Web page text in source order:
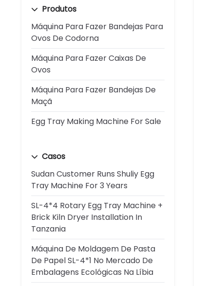
Produtos
Máquina Para Fazer Bandejas Para
Ovos De Codorna
Máquina Para Fazer Caixas De
Ovos
Máquina Para Fazer Bandejas De
Maçã
Egg Tray Making Machine For Sale
Casos
Sudan Customer Runs Shuliy Egg
Tray Machine For 3 Years
SL-4*4 Rotary Egg Tray Machine +
Brick Kiln Dryer Installation In
Tanzania
Máquina De Moldagem De Pasta
De Papel SL-4*1 No Mercado De
Embalagens Ecológicas Na Líbia